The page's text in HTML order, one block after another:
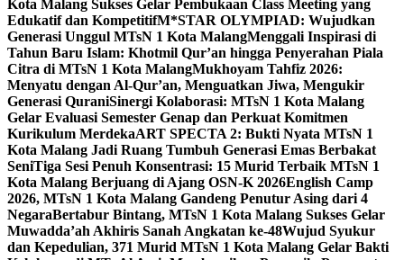
Kota Malang Sukses Gelar Pembukaan Class Meeting yang
Edukatif dan KompetitifM*STAR OLYMPIAD: Wujudkan
Generasi Unggul MTsN 1 Kota MalangMenggali Inspirasi di
Tahun Baru Islam: Khotmil Qur’an hingga Penyerahan Piala
Citra di MTsN 1 Kota MalangMukhoyam Tahfiz 2026:
Menyatu dengan Al-Qur’an, Menguatkan Jiwa, Mengukir
Generasi QuraniSinergi Kolaborasi: MTsN 1 Kota Malang
Gelar Evaluasi Semester Genap dan Perkuat Komitmen
Kurikulum MerdekaART SPECTA 2: Bukti Nyata MTsN 1
Kota Malang Jadi Ruang Tumbuh Generasi Emas Berbakat
SeniTiga Sesi Penuh Konsentrasi: 15 Murid Terbaik MTsN 1
Kota Malang Berjuang di Ajang OSN-K 2026English Camp
2026, MTsN 1 Kota Malang Gandeng Penutur Asing dari 4
NegaraBertabur Bintang, MTsN 1 Kota Malang Sukses Gelar
Muwadda’ah Akhiris Sanah Angkatan ke-48Wujud Syukur
dan Kepedulian, 371 Murid MTsN 1 Kota Malang Gelar Bakti